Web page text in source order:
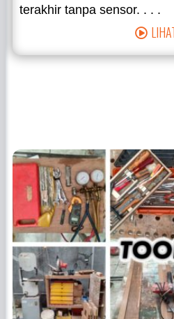
terakhir tanpa sensor. . . .